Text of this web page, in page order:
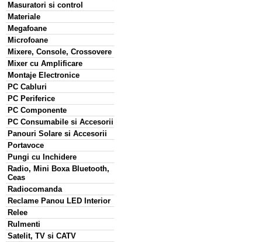
Masuratori si control
Materiale
Megafoane
Microfoane
Mixere, Console, Crossovere
Mixer cu Amplificare
Montaje Electronice
PC Cabluri
PC Periferice
PC Componente
PC Consumabile si Accesorii
Panouri Solare si Accesorii
Portavoce
Pungi cu Inchidere
Radio, Mini Boxa Bluetooth,
Ceas
Radiocomanda
Reclame Panou LED Interior
Relee
Rulmenti
Satelit, TV si CATV